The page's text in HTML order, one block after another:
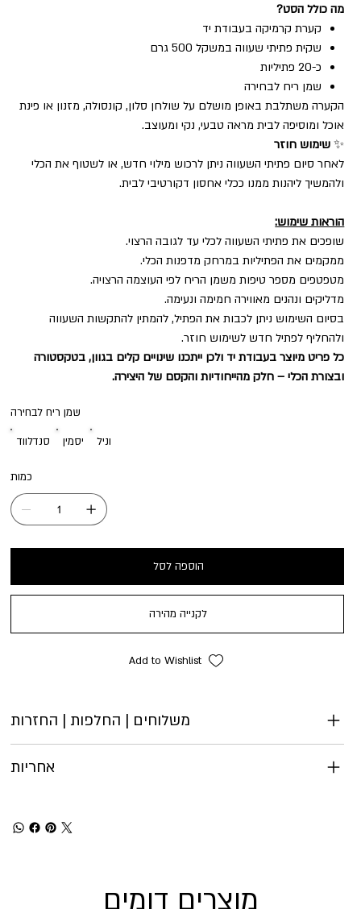
מה כולל הסט?
קערת קרמיקה בעבודת יד
שקית פתיתי שעווה במשקל 500 גרם
כ-20 פתיליות
שמן ריח לבחירה
הקערה משתלבת באופן מושלם על שולחן סלון, קונסולה, מזנון או פינת
אוכל ומוסיפה לבית מראה טבעי, נקי ומעוצב.
✨ שימוש חוזר
לאחר סיום פתיתי השעווה ניתן לרכוש מילוי חדש, או לשטוף את הכלי
ולהמשיך ליהנות ממנו ככלי אחסון דקורטיבי לבית.
הוראות שימוש:
שופכים את פתיתי השעווה לכלי עד לגובה הרצוי.
ממקמים את הפתיליות במרחק מדפנות הכלי.
מטפטפים מספר טיפות משמן הריח לפי העוצמה הרצויה.
מדליקים ונהנים מאווירה חמימה ונעימה.
בסיום השימוש ניתן לכבות את הפתיל, להמתין להתקשות השעווה
ולהחליף לפתיל חדש לשימוש חוזר.
כל פריט מיוצר בעבודת יד ולכן ייתכנו שינויים קלים בגוון, בטקסטורה
ובצורת הכלי – חלק מהייחודיות והקסם של היצירה.
סנדלווד יסמין וניל
שמן ריח לבחירה
כמות
הוספה לסל
לקנייה מהירה
Add to Wishlist
משלוחים | החלפות | החזרות
אחריות
מוצרים דומים